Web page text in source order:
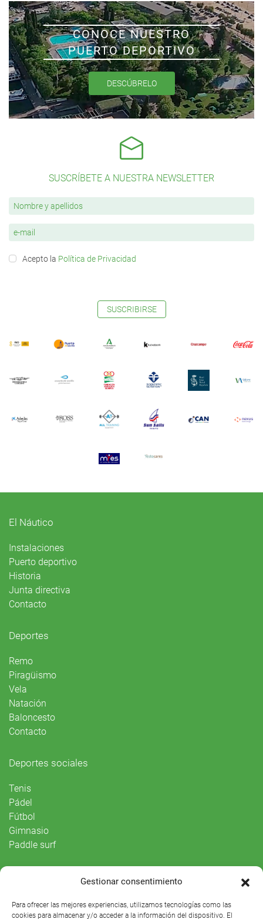
Gestionar consentimiento
Para ofrecer las mejores experiencias, utilizamos tecnologías como las
cookies para almacenar y/o acceder a la información del dispositivo. El
CONOCE NUESTRO
PUERTO DEPORTIVO
DESCÚBRELO
SUSCRÍBETE A NUESTRA NEWSLETTER
Acepto la Política de Privacidad
SUSCRIBIRSE
El Náutico
Instalaciones
Puerto deportivo
Historia
Junta directiva
Contacto
Deportes
Remo
Piragüismo
Vela
Natación
Baloncesto
Contacto
Deportes sociales
Tenis
Pádel
Fútbol
Gimnasio
Paddle surf
Agenda